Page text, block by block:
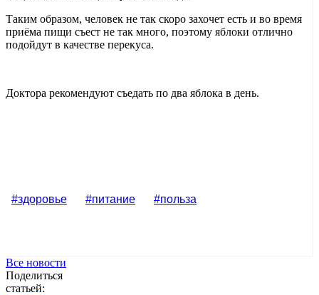
Таким образом, человек не так скоро захочет есть и во время
приёма пищи съест не так много, поэтому яблоки отлично
подойдут в качестве перекуса.
Доктора рекомендуют съедать по два яблока в день.
#здоровье #питание #польза
Все новости
Поделиться
статьей: